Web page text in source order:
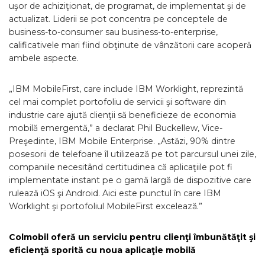
uşor de achiziţionat, de programat, de implementat şi de
actualizat. Liderii se pot concentra pe conceptele de
business-to-consumer sau business-to-enterprise,
calificativele mari fiind obţinute de vânzătorii care acoperă
ambele aspecte.
„IBM MobileFirst, care include IBM Worklight, reprezintă
cel mai complet portofoliu de servicii şi software din
industrie care ajută clienţii să beneficieze de economia
mobilă emergentă,” a declarat Phil Buckellew, Vice-
Preşedinte, IBM Mobile Enterprise. „Astăzi, 90% dintre
posesorii de telefoane îl utilizează pe tot parcursul unei zile,
companiile necesitând certitudinea că aplicaţiile pot fi
implementate instant pe o gamă largă de dispozitive care
rulează iOS şi Android. Aici este punctul în care IBM
Worklight şi portofoliul MobileFirst excelează.”
Colmobil oferă un serviciu pentru clienţi îmbunătăţit şi
eficienţă sporită cu noua aplicaţie mobilă